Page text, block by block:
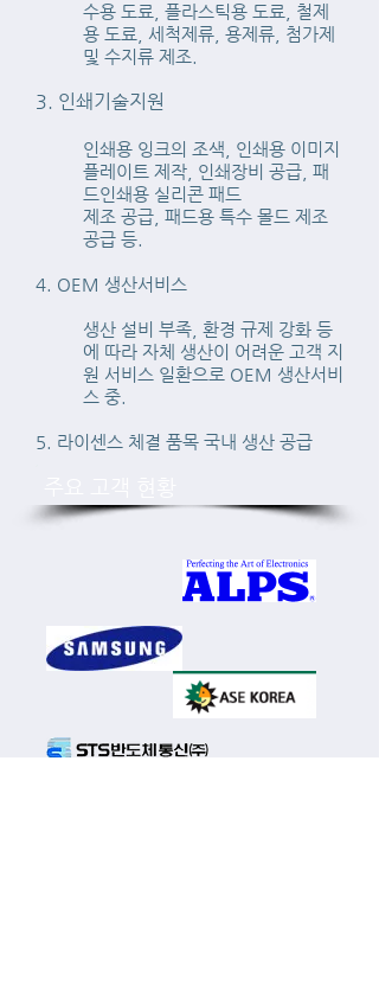
수용 도료, 플라스틱용 도료, 철제
용 도료, 세척제류, 용제류, 첨가제
및 수지류 제조.
3. 인쇄기술지원
인쇄용 잉크의 조색, 인쇄용 이미지
플레이트 제작, 인쇄장비 공급, 패
드인쇄용 실리콘 패드
제조 공급, 패드용 특수 몰드 제조
공급 등.
4. OEM 생산서비스
생산 설비 부족, 환경 규제 강화 등
에 따라 자체 생산이 어려운 고객 지
원 서비스 일환으로 OEM 생산서비
스 중.
5. 라이센스 체결 품목 국내 생산 공급